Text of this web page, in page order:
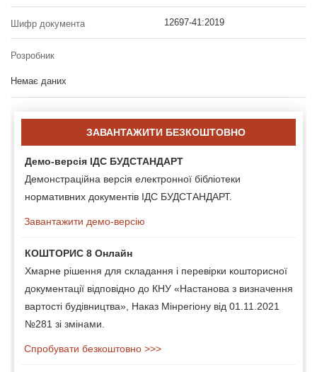
Шифр документа 12697-41:2019
Розробник
Немає даних
ЗАВАНТАЖИТИ БЕЗКОШТОВНО
Демо-версія ІДС БУДСТАНДАРТ
Демонстраційна версія електронної бібліотеки
нормативних документів ІДС БУДСТАНДАРТ.
Завантажити демо-версію
КОШТОРИС 8 Онлайн
Хмарне рішення для складання і перевірки кошторисної
документації відповідно до КНУ «Настанова з визначення
вартості будівництва», Наказ Мінрегіону від 01.11.2021
№281 зі змінами.
Спробувати безкоштовно >>>